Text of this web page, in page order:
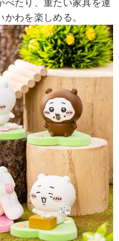
べたり、重たい家具を運
わを楽しめる。